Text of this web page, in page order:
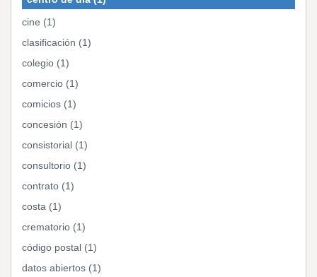
cine (1)
clasificación (1)
colegio (1)
comercio (1)
comicios (1)
concesión (1)
consistorial (1)
consultorio (1)
contrato (1)
costa (1)
crematorio (1)
código postal (1)
datos abiertos (1)